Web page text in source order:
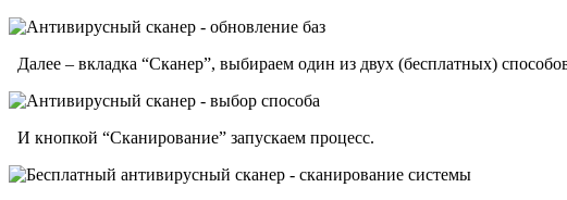
Далее – вкладка “Сканер”, выбираем один из двух (бесплатных)
И кнопкой “Сканирование” запускаем процесс.